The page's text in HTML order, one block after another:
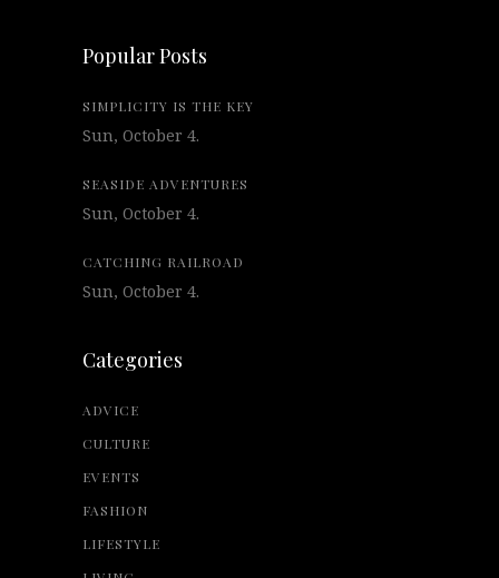
Popular Posts
SIMPLICITY IS THE KEY
Sun, October 4.
SEASIDE ADVENTURES
Sun, October 4.
CATCHING RAILROAD
Sun, October 4.
Categories
ADVICE
CULTURE
EVENTS
FASHION
LIFESTYLE